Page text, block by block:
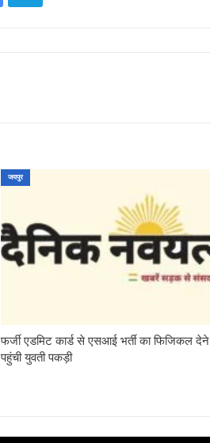
जयपुर
फर्जी एडमिट कार्ड से एसआई भर्ती का फिजिकल देने
पहुंची युवती पकड़ी